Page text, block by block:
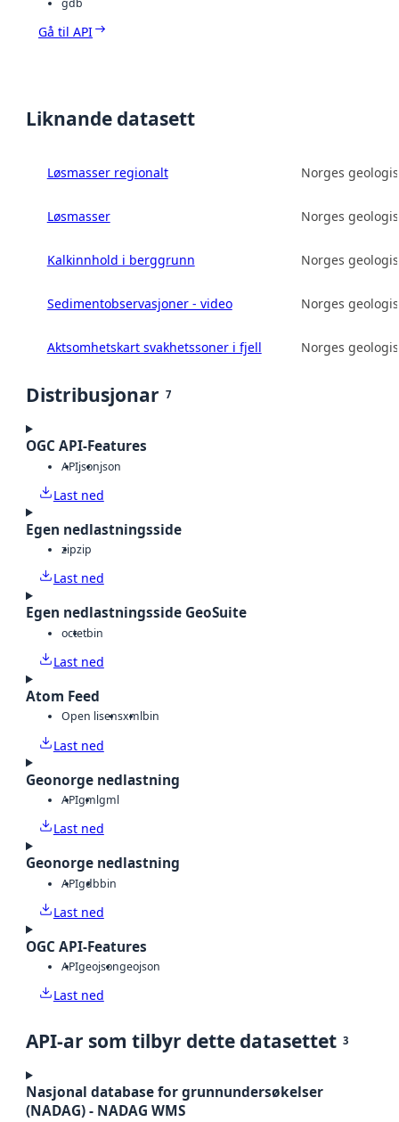
gdb
Gå til API
Liknande datasett
Løsmasser regionalt Norges
Løsmasser Norges
Kalkinnhold i berggrunn Norges
Sedimentobservasjoner - video Norges
Aktsomhetskart svakhetssoner i fjell Norges
Distribusjonar 7
OGC API-Features
APIjsonjson
Last ned
Egen nedlastningsside
zipzip
Last ned
Egen nedlastningsside GeoSuite
octetbin
Last ned
Atom Feed
Open lisensxmlbin
Last ned
Geonorge nedlastning
APIgmlgml
Last ned
Geonorge nedlastning
APIgdbbin
Last ned
OGC API-Features
APIgeojsongeojson
Last ned
API-ar som tilbyr dette datasettet 3
Nasjonal database for grunnundersøkelser
(NADAG) - NADAG WMS